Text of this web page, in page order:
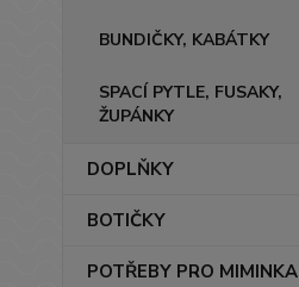
BUNDIČKY, KABÁTKY
SPACÍ PYTLE, FUSAKY,
ŽUPÁNKY
DOPLŇKY
BOTIČKY
POTŘEBY PRO MIMINKA